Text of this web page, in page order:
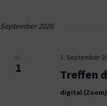
September 2026
DI.
1
1. September
Treffen
digital (Zoom)